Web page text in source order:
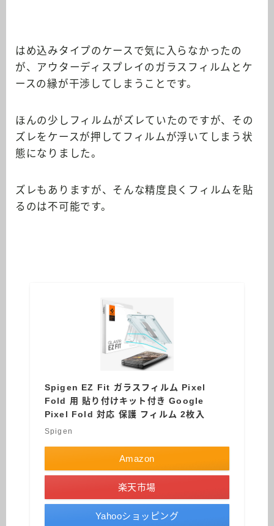
はめ込みタイプのケースで気に入らなかったの
が、アウターディスプレイのガラスフィルムとケ
ースの縁が干渉してしまうことです。
ほんの少しフィルムがズレていたのですが、その
ズレをケースが押してフィルムが浮いてしまう状
態になりました。
ズレもありますが、そんな精度良くフィルムを貼
るのは不可能です。
Spigen EZ Fit ガラスフィルム Pixel
Fold 用 貼り付けキット付き Google
Pixel Fold 対応 保護 フィルム 2枚入
Spigen
Amazon
楽天市場
Yahooショッピング